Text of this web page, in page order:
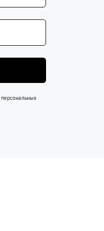
персональных